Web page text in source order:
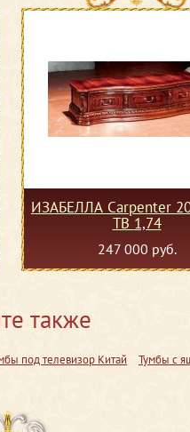
ИЗАБЕЛЛА Сarpenter
ТВ 1,74
247 000 руб.
также
под телевизор Китай Тумбы с